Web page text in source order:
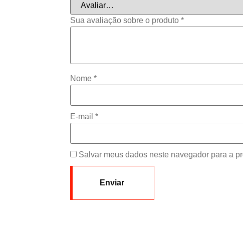
Sua avaliação sobre o produto *
Nome *
E-mail *
Salvar meus dados neste navegador para a